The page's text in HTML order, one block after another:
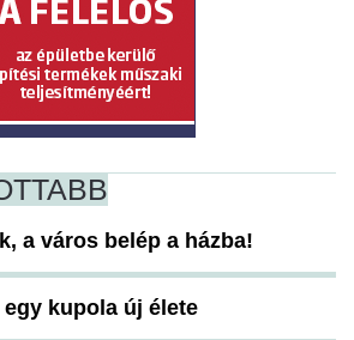
a város belép a házba!
kupola új élete